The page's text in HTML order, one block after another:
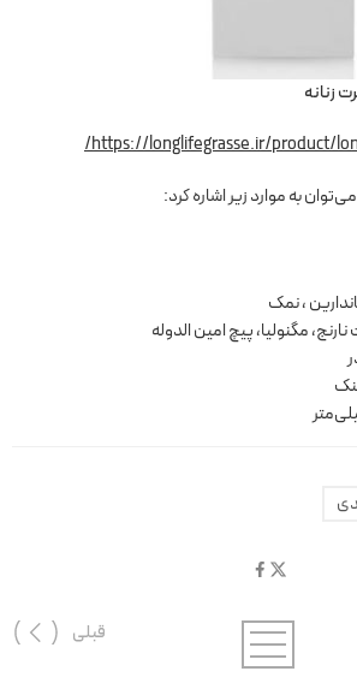
زنانه
https://longlifegrasse.ir/product/
به موارد زیر اشاره کرد:
، نمک
مگنولیا، پیچ امین الدوله
قبلی